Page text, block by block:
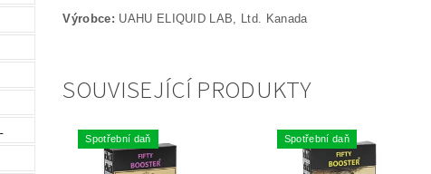
Výrobce: UAHU ELIQUID LAB, Ltd. Kanada
SOUVISEJÍCÍ PRODUKTY
Spotřební daň Spotřební daň